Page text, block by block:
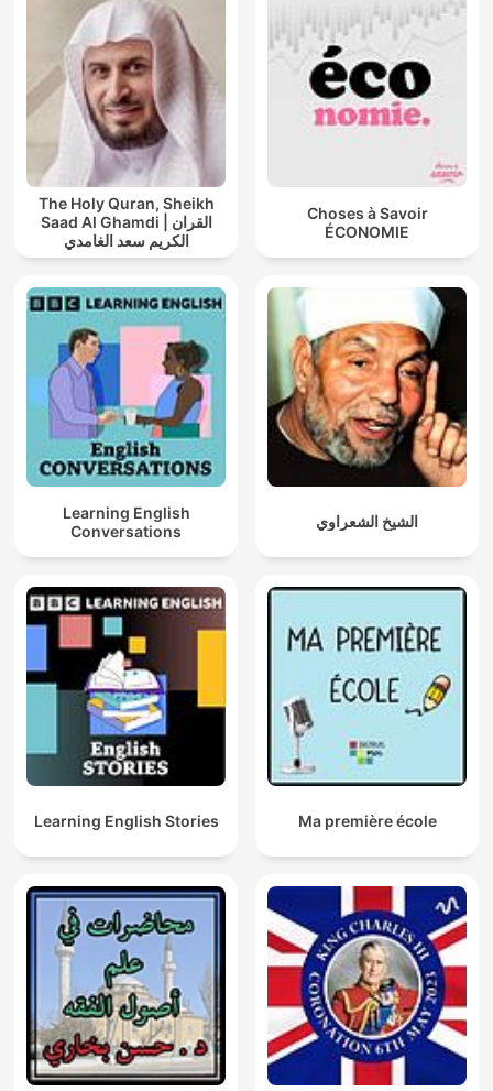
The Holy Quran, Sheikh
Saad Al Ghamdi | القران
الكريم سعد الغامدي
Choses à Savoir
ÉCONOMIE
Learning English
Conversations
الشيخ الشعراوي
Learning English Stories Ma première école